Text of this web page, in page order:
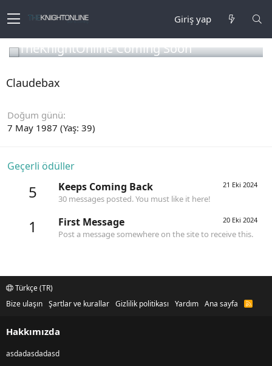
Giriş yap
TheKnightOnline Coming Soon
Claudebax
Doğum günü
7 May 1987 (Yaş: 39)
Geçerli ödüller
5 21 Eki 2024
Keeps Coming Back
30 messages posted. You must like it here!
1 20 Eki 2024
First Message
Post a message somewhere on the site to receive this.
Türkçe (TR)
Bize ulaşın Şartlar ve kurallar Gizlilik politikası Yardım Ana sayfa
R
Hakkımızda
asdadasdadasd